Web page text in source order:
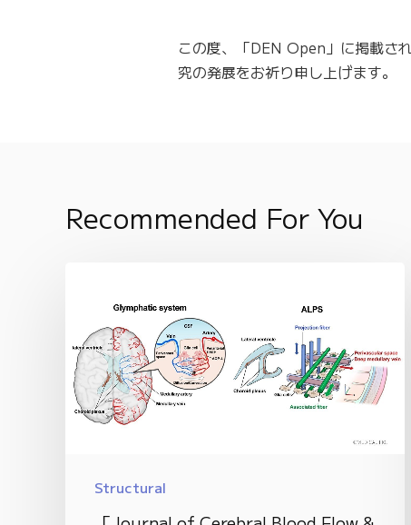
この度、「DEN Open」に掲載さ
究の発展をお祈り申し上げます。
Recommended For You
Structural